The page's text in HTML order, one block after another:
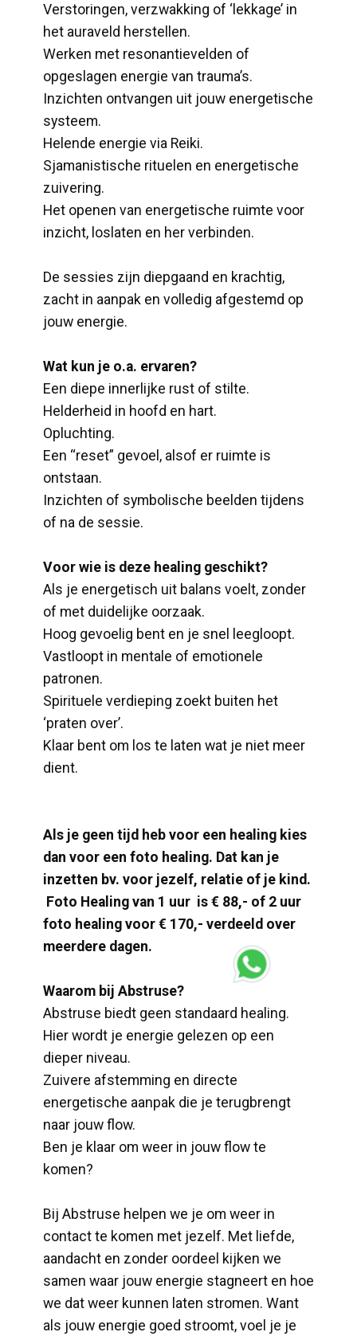
Verstoringen, verzwakking of ‘lekkage’ in
het auraveld herstellen.
Werken met resonantievelden of
opgeslagen energie van trauma’s.
Inzichten ontvangen uit jouw energetische
systeem.
Helende energie via Reiki.
Sjamanistische rituelen en energetische
zuivering.
Het openen van energetische ruimte voor
inzicht, loslaten en her verbinden.
De sessies zijn diepgaand en krachtig,
zacht in aanpak en volledig afgestemd op
jouw energie.
Wat kun je o.a. ervaren?
Een diepe innerlijke rust of stilte.
Helderheid in hoofd en hart.
Opluchting.
Een “reset” gevoel, alsof er ruimte is
ontstaan.
Inzichten of symbolische beelden tijdens
of na de sessie.
Voor wie is deze healing geschikt?
Als je energetisch uit balans voelt, zonder
of met duidelijke oorzaak.
Hoog gevoelig bent en je snel leegloopt.
Vastloopt in mentale of emotionele
patronen.
Spirituele verdieping zoekt buiten het
‘praten over’.
Klaar bent om los te laten wat je niet meer
dient.
Als je geen tijd heb voor een healing kies
dan voor een foto healing. Dat kan je
inzetten bv. voor jezelf, relatie of je kind.
Foto Healing van 1 uur is € 88,- of 2 uur
foto healing voor € 170,- verdeeld over
meerdere dagen.
Waarom bij Abstruse?
Abstruse biedt geen standaard healing.
Hier wordt je energie gelezen op een
dieper niveau.
Zuivere afstemming en directe
energetische aanpak die je terugbrengt
naar jouw flow.
Ben je klaar om weer in jouw flow te
komen?
Bij Abstruse helpen we je om weer in
contact te komen met jezelf. Met liefde,
aandacht en zonder oordeel kijken we
samen waar jouw energie stagneert en hoe
we dat weer kunnen laten stromen. Want
als jouw energie goed stroomt, voel je je